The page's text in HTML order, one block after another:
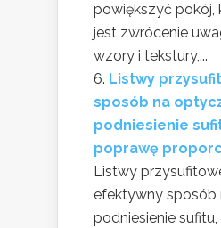
powiększyć pokój,
jest zwrócenie
wzory i tekstury,...
Listwy
sposób na
podniesienie
poprawę
Listwy
efektywny sposób
podniesienie